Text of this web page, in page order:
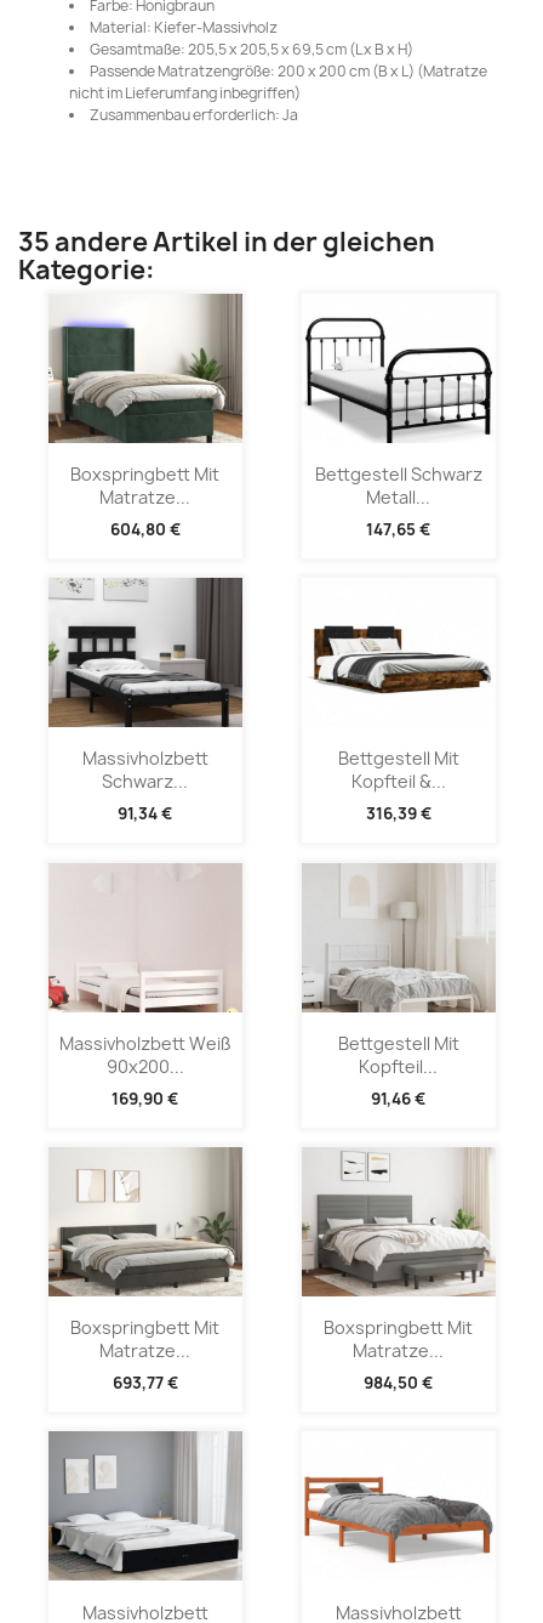
Farbe: Honigbraun
Material: Kiefer-Massivholz
Gesamtmaße: 205,5 x 205,5 x 69,5 cm (L x B x H)
Passende Matratzengröße: 200 x 200 cm (B x L) (Matratze
nicht im Lieferumfang inbegriffen)
Zusammenbau erforderlich: Ja
35 andere Artikel in der gleichen
Kategorie:
Boxspringbett Mit
Matratze...
604,80 €
Bettgestell Schwarz
Metall...
147,65 €
Massivholzbett
Schwarz...
91,34 €
Bettgestell Mit
Kopfteil &...
316,39 €
Massivholzbett Weiß
90x200...
169,90 €
Bettgestell Mit
Kopfteil...
91,46 €
Boxspringbett Mit
Matratze...
693,77 €
Boxspringbett Mit
Matratze...
984,50 €
Massivholzbett Massivholzbett